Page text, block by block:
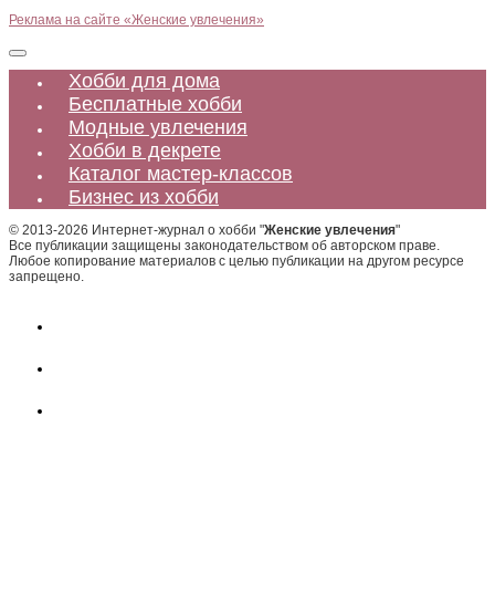
Реклама на сайте «Женские увлечения»
Хобби для дома
Бесплатные хобби
Модные увлечения
Хобби в декрете
Каталог мастер-классов
Бизнес из хобби
© 2013-2026 Интернет-журнал о хобби "Женские увлечения"
Все публикации защищены законодательством об авторском праве.
Любое копирование материалов с целью публикации на другом ресурсе
запрещено.